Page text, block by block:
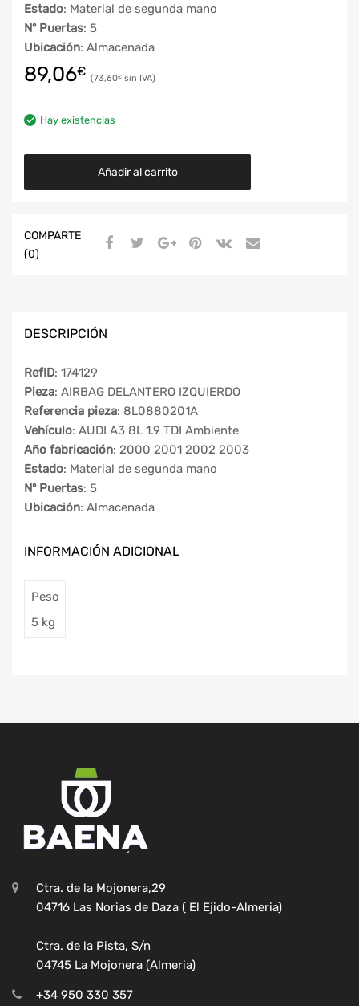
Estado: Material de segunda mano
Nº Puertas: 5
Ubicación: Almacenada
89,06€ 73,60€
Hay existencias
Añadir al carrito
COMPARTE
(0)
DESCRIPCIÓN
RefID: 174129
Pieza: AIRBAG DELANTERO IZQUIERDO
Referencia pieza: 8L0880201A
Vehículo: AUDI A3 8L 1.9 TDI Ambiente
Año fabricación: 2000 2001 2002 2003
Estado: Material de segunda mano
Nº Puertas: 5
Ubicación: Almacenada
INFORMACIÓN ADICIONAL
Peso
5 kg
Ctra. de la Mojonera,29
04716 Las Norias de Daza ( El Ejido-Almeria)
Ctra. de la Pista, S/n
04745 La Mojonera (Almeria)
+34 950 330 357